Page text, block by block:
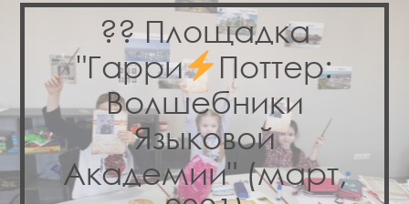
?? Площадка
"Гарри
Поттер:
Волшебники
Языковой
Академии" (март,